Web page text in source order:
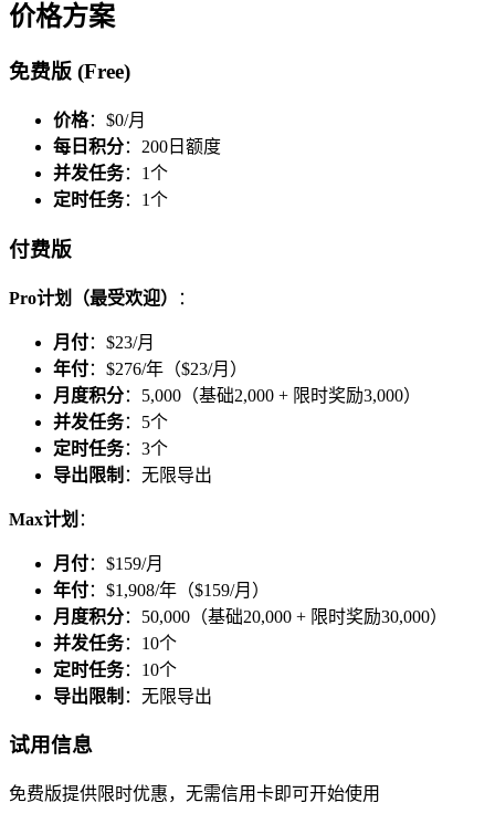
价格方案
免费版 (Free)
价格：$0/月
每日积分：200日额度
并发任务：1个
定时任务：1个
付费版
Pro计划（最受欢迎） ：
月付：$23/月
年付：$276/年（$23/月）
月度积分：5,000（基础2,000 + 限时奖励3,000）
并发任务：5个
定时任务：3个
导出限制 ：无限导出
Max计划 ：
月付：$159/月
年付：$1,908/年（$159/月）
月度积分：50,000（基础20,000 + 限时奖励30,000）
并发任务：10个
定时任务：10个
导出限制 ：无限导出
试用信息
免费版提供限时优惠，无需信用卡即可开始使用